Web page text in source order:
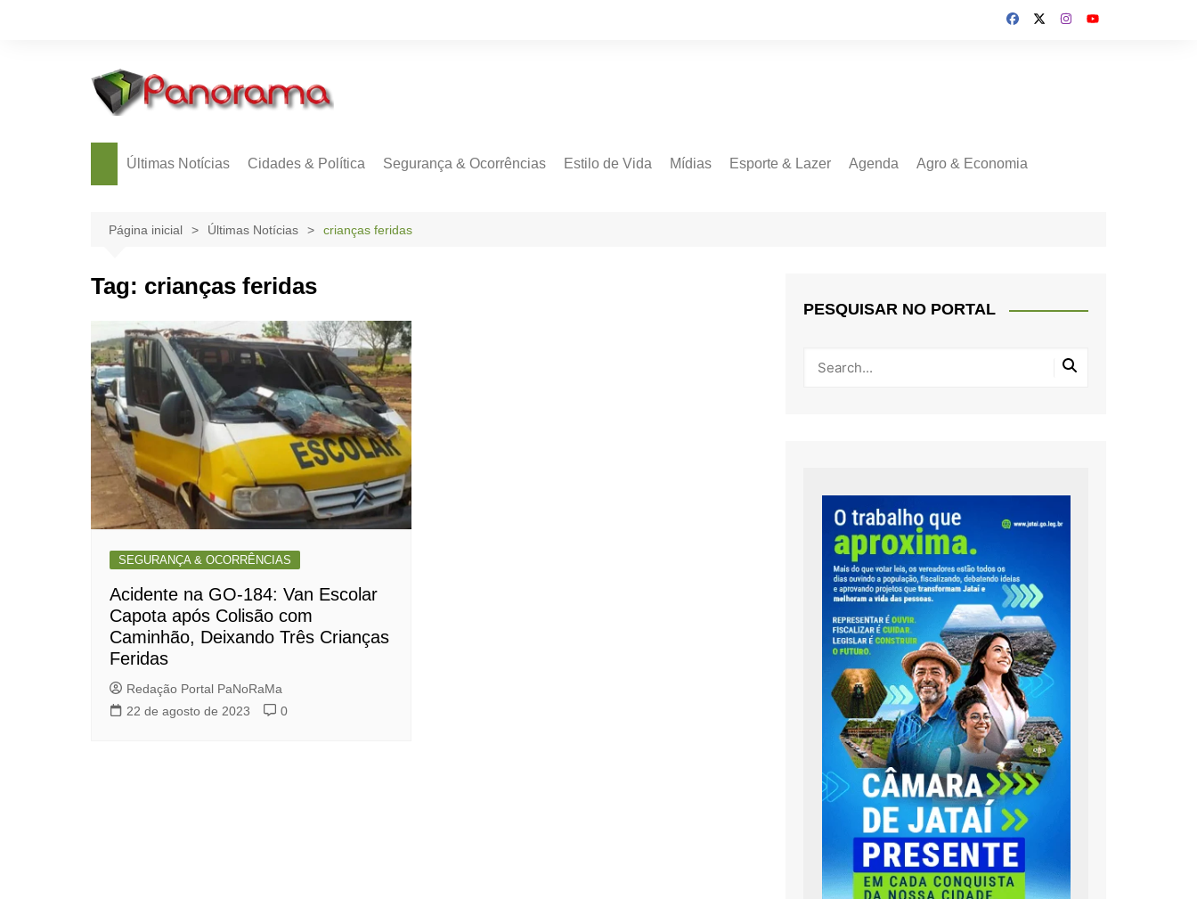
Últimas Notícias Cidades & Política Segurança & Ocorrências Estilo de Vida Mídias Esporte & Lazer Agenda Agro & Economia
Página inicial Últimas Notícias crianças feridas
Tag: crianças feridas
SEGURANÇA & OCORRÊNCIAS
Acidente na GO-184: Van Escolar
Capota após Colisão com
Caminhão, Deixando Três Crianças
Feridas
Redação Portal PaNoRaMa
22 de agosto de 2023
0
PESQUISAR NO PORTAL